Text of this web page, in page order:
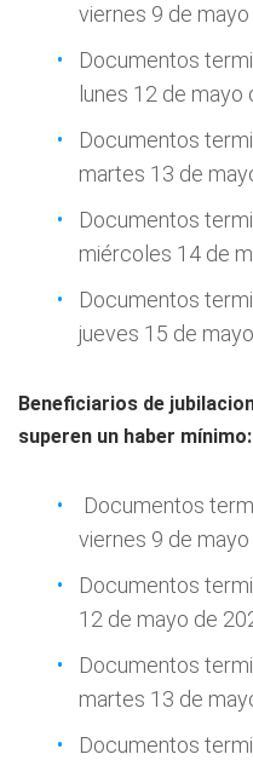
viernes 9 de
Documentos
lunes 12 de mayo
Documentos
martes 13 de
Documentos
miércoles 14 de
Documentos
jueves 15 de
Beneficiarios de
superen un haber mínimo:
Documentos
viernes 9 de
Documentos
12 de mayo de
Documentos
martes 13 de
Documentos